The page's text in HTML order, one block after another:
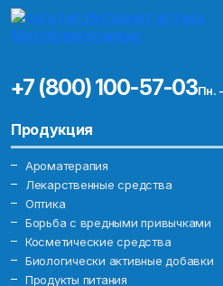
+7 (800) 100-57-03Пн.
Продукция
Ароматерапия
Лекарственные средства
Оптика
Борьба с вредными привычками
Косметические средства
Биологически активные добавки
Продукты питания